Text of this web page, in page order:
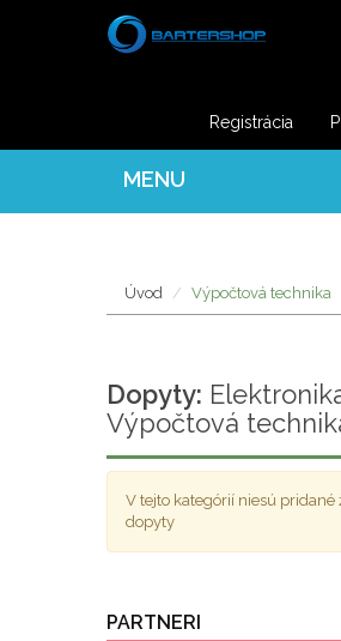
Registrácia
Úvod Výpočtová technika
Dopyty:
Výpočtová
V tejto kategórií niesú pridané
dopyty
PARTNERI